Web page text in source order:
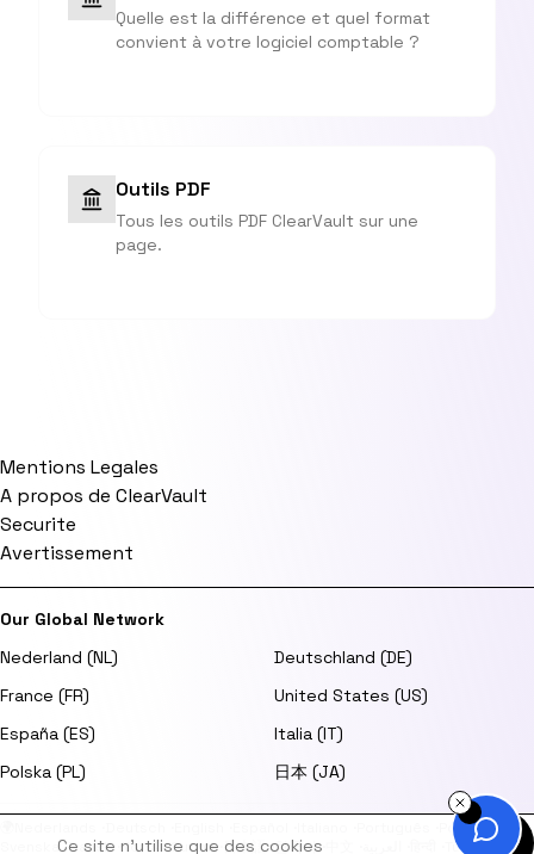
Quelle est la différence et quel format
convient à votre logiciel comptable ?
Outils PDF
Tous les outils PDF ClearVault sur une
page.
Mentions Legales
A propos de ClearVault
Securite
Avertissement
Our Global Network
Nederland (NL)
Deutschland (DE)
France (FR)
United States (US)
España (ES)
Italia (IT)
Polska (PL)
日本 (JA)
Polski
Svenska ·Dansk Norsk ·Suomi 日本語 ·한국어 Türkçe
Ce site n'utilise que des cookies